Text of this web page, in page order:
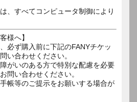
、すべてコンピュータ制御により
様へ】
必ず購入前に下記のFANYチケッ
い合わせください。
がいのある方で特別な配慮を必要
問い合わせください。
帳等のご提示をお願いする場合が